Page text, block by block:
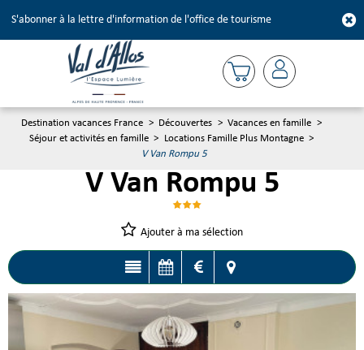
S'abonner à la lettre d'information de l'office de tourisme
Destination vacances France > Découvertes > Vacances en famille >
Séjour et activités en famille > Locations Famille Plus Montagne >
V Van Rompu 5
V Van Rompu 5
Ajouter à ma sélection